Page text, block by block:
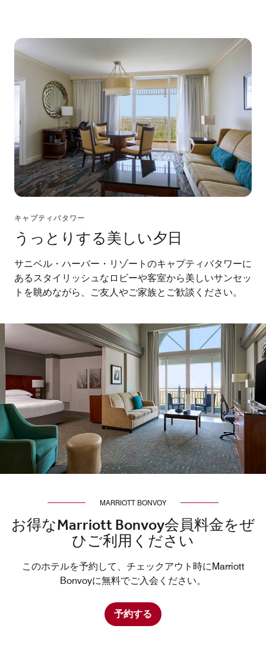
キャプティバタワー
うっとりする美しい夕日
サニベル・ハーバー・リゾートのキャプティバタワーに
あるスタイリッシュなロビーや客室から美しいサンセッ
トを眺めながら、ご友人やご家族とご歓談ください。
MARRIOTT BONVOY
お得なMarriott Bonvoy会員料金をぜ
ひご利用ください
このホテルを予約して、チェックアウト時にMarriott
Bonvoyに無料でご入会ください。
予約する